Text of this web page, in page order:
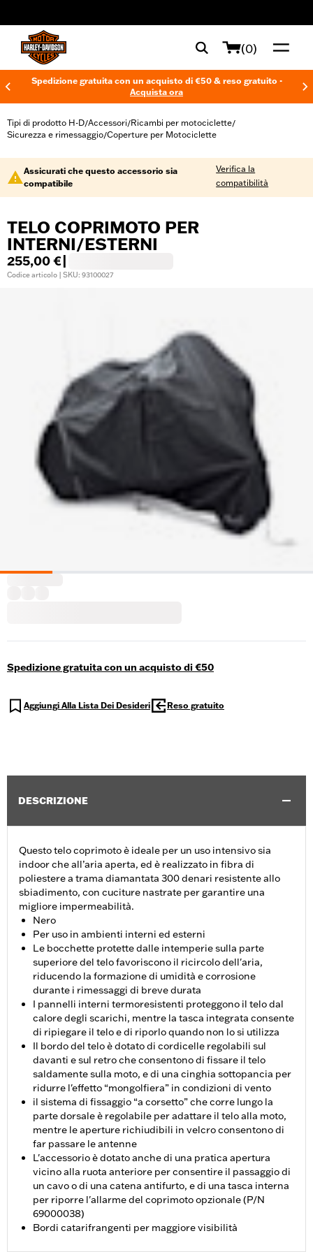
(0)
Spedizione gratuita con un acquisto di €50 & reso gratuito -
Acquista ora
Tipi di prodotto H-D/Accessori/Ricambi per motociclette/
Sicurezza e rimessaggio/Coperture per Motociclette
Assicurati che questo accessorio sia
compatibile
Verifica la
compatibilità
TELO COPRIMOTO PER
INTERNI/ESTERNI
255,00 €
Codice articolo | SKU: 93100027
Spedizione gratuita con un acquisto di €50
Aggiungi Alla Lista Dei Desideri Reso gratuito
DESCRIZIONE
Questo telo coprimoto è ideale per un uso intensivo sia
indoor che all’aria aperta, ed è realizzato in fibra di
poliestere a trama diamantata 300 denari resistente allo
sbiadimento, con cuciture nastrate per garantire una
migliore impermeabilità.
Nero
Per uso in ambienti interni ed esterni
Le bocchette protette dalle intemperie sulla parte
superiore del telo favoriscono il ricircolo dell'aria,
riducendo la formazione di umidità e corrosione
durante i rimessaggi di breve durata
I pannelli interni termoresistenti proteggono il telo dal
calore degli scarichi, mentre la tasca integrata consente
di ripiegare il telo e di riporlo quando non lo si utilizza
Il bordo del telo è dotato di cordicelle regolabili sul
davanti e sul retro che consentono di fissare il telo
saldamente sulla moto, e di una cinghia sottopancia per
ridurre l'effetto “mongolfiera” in condizioni di vento
il sistema di fissaggio “a corsetto” che corre lungo la
parte dorsale è regolabile per adattare il telo alla moto,
mentre le aperture richiudibili in velcro consentono di
far passare le antenne
L'accessorio è dotato anche di una pratica apertura
vicino alla ruota anteriore per consentire il passaggio di
un cavo o di una catena antifurto, e di una tasca interna
per riporre l'allarme del coprimoto opzionale (P/N
69000038)
Bordi catarifrangenti per maggiore visibilità